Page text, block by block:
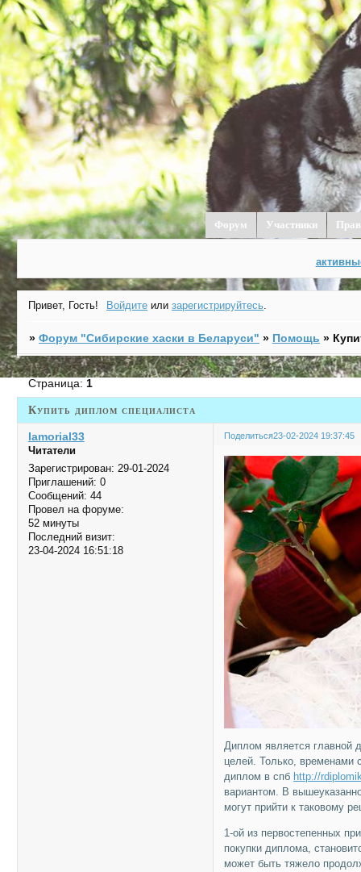
Форум Участники
Привет, Гость! Войдите илизарегистрируйтесь.
»Форум "Cибирские хаски в Беларуси" » Помощь »
Купить диплом специалиста
Страница: 1
Поделиться23-02-2024 19:37:45
Iamorial33
Читатели
Зарегистрирован: 29-01-2024
Приглашений: 0
Сообщений: 44
Провел на форуме:
52 минуты
Последний визит:
23-04-2024 16:51:18
Диплом является главной
целей. Только, временами
диплом в спб http://
вариантом. В
могут прийти к таковому
1-ой из первостепенных
покупки диплома,
может быть тяжело